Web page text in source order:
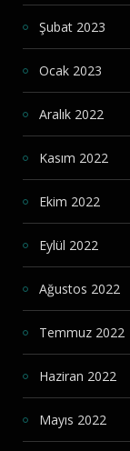
Şubat 2023
Ocak 2023
Aralık 2022
Kasım 2022
Ekim 2022
Eylül 2022
Ağustos 2022
Temmuz 2022
Haziran 2022
Mayıs 2022